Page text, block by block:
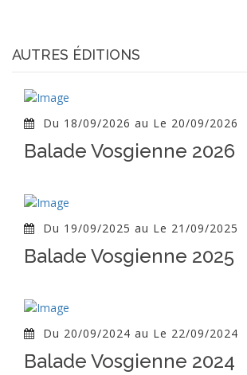
AUTRES ÉDITIONS
Du 18/09/2026 au Le 20/09/2026
Balade Vosgienne 2026
Du 19/09/2025 au Le 21/09/2025
Balade Vosgienne 2025
Du 20/09/2024 au Le 22/09/2024
Balade Vosgienne 2024